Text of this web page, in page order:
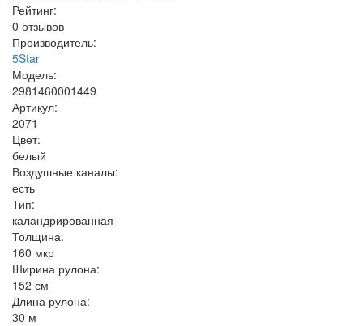
Рейтинг:
0 отзывов
Производитель:
5Star
Модель:
2981460001449
Артикул:
2071
Цвет:
белый
Воздушные каналы:
есть
Тип:
каландрированная
Толщина:
160 мкр
Ширина рулона:
152 см
Длина рулона:
30 м